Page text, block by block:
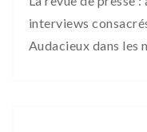
interviews
Audacieux dans les